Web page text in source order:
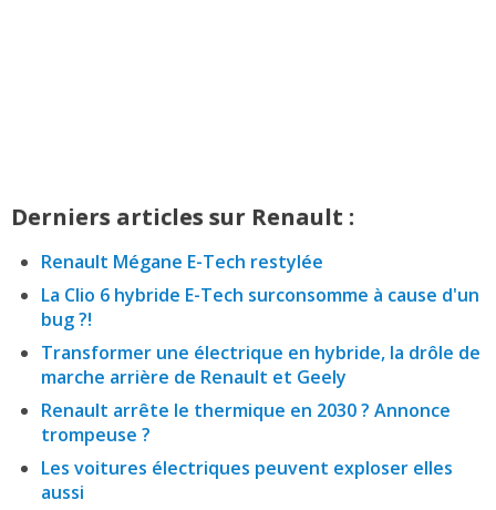
Derniers articles sur Renault :
Renault Mégane E-Tech restylée
La Clio 6 hybride E-Tech surconsomme à cause d'un
bug ?!
Transformer une électrique en hybride, la drôle de
marche arrière de Renault et Geely
Renault arrête le thermique en 2030 ? Annonce
trompeuse ?
Les voitures électriques peuvent exploser elles
aussi